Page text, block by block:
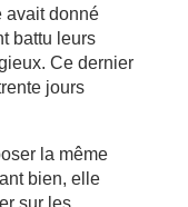
avait donné
battu leurs
Ce dernier
jours
la même
bien, elle
sur les